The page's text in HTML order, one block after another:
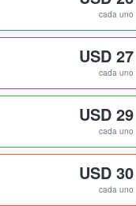
cada uno
USD 27
cada uno
USD 29
cada uno
USD 30
cada uno